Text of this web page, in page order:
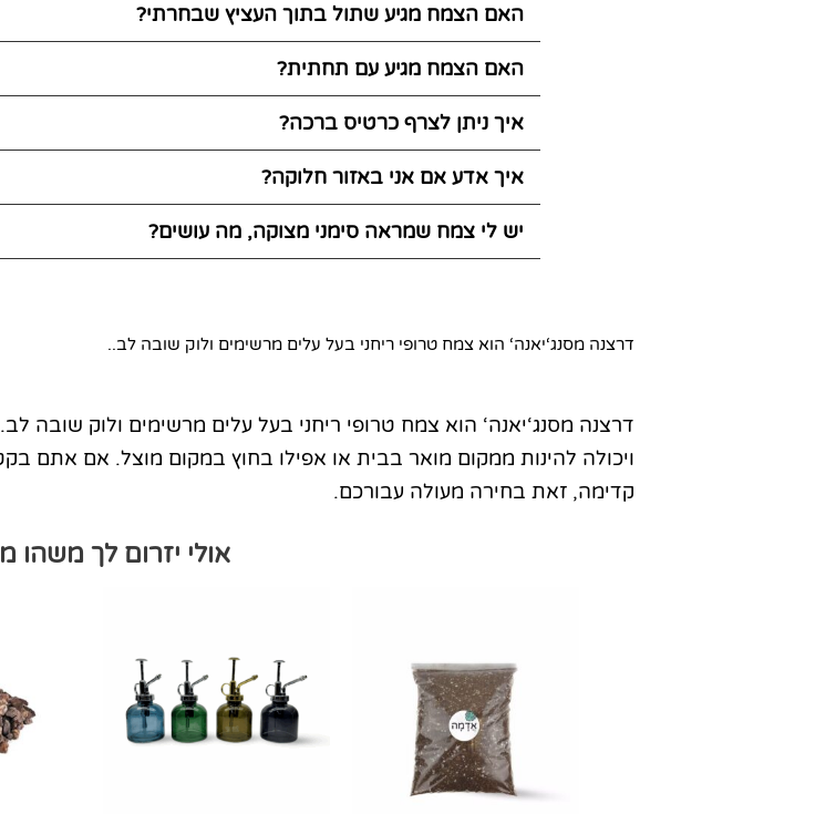
האם הצמח מגיע שתול בתוך העציץ שבחרתי?
האם הצמח מגיע עם תחתית?
איך ניתן לצרף כרטיס ברכה?
איך אדע אם אני באזור חלוקה?
יש לי צמח שמראה סימני מצוקה, מה עושים?
דרצנה מסנג‘יאנה‘ הוא צמח טרופי ריחני בעל עלים מרשימים ולוק שובה לב..
דרצנה מסנג‘יאנה‘ הוא צמח טרופי ריחני בעל עלים מרשימים ולוק שובה
ויכולה להינות ממקום מואר בבית או אפילו בחוץ במקום מוצל. אם אתם
קדימה, זאת בחירה מעולה עבורכם.
אולי יזרום לך משהו
מספר
סוגים.
ניתן